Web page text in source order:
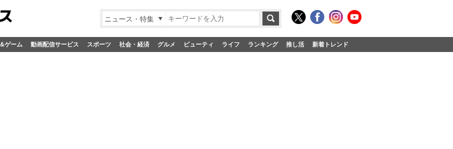
ニュース・特集
ゲーム 動画配信サービス スポーツ 社会・経済 グルメ ビューティ ライフ ランキング 推し活 新着トレンド